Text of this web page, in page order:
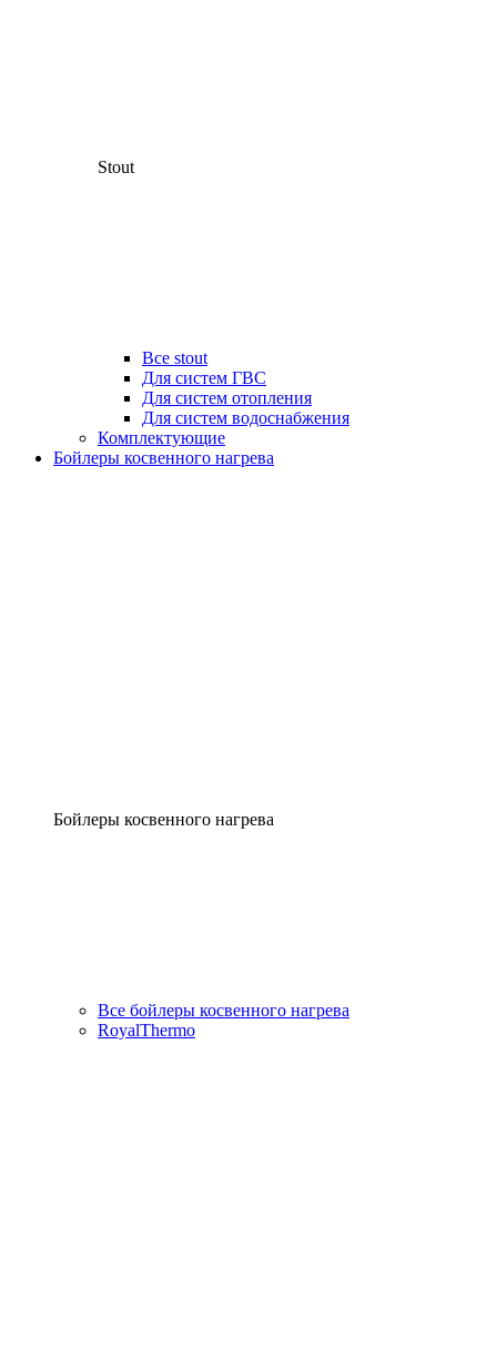
Stout
Все stout
Для систем ГВС
Для систем отопления
Для систем водоснабжения
Комплектующие
Бойлеры косвенного нагрева
Бойлеры косвенного нагрева
Все бойлеры косвенного нагрева
RoyalThermo